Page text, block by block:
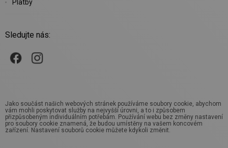
Platby
Sledujte nás:
Jako součást našich webových stránek používáme soubory cookie, abychom
vám mohli poskytovat služby na nejvyšší úrovni, a to i způsobem
přizpůsobeným individuálním potřebám. Používání webu bez změny nastavení
pro soubory cookie znamená, že budou umístěny na vašem koncovém
zařízení. Nastavení souborů cookie můžete kdykoli změnit.